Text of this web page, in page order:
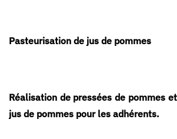
Pasteurisation de jus de pommes
Réalisation de pressées de pommes
jus de pommes pour les adhérents.